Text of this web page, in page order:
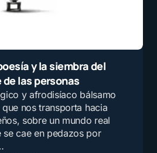
y la siembra del
las personas
y afrodisíaco bálsamo
nos transporta hacia
sobre un mundo real
cae en pedazos por